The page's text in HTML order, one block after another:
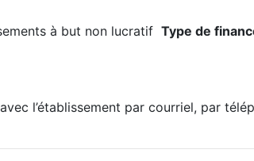
à but non lucratif Type de
l’établissement par courriel, par